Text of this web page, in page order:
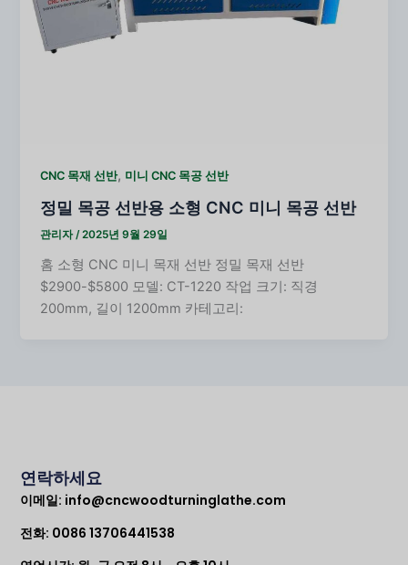
CNC 목재 선반, 미니 CNC 목공 선반
정밀 목공 선반용 소형 CNC 미니 목공 선반
관리자/2025년 9월 29일
홈 소형 CNC 미니 목재 선반 정밀 목재 선반
$2900-$5800 모델: CT-1220 작업 크기: 직경
200mm, 길이 1200mm 카테고리:
연락하세요
이메일: info@cncwoodturninglathe.com
전화: 0086 13706441538